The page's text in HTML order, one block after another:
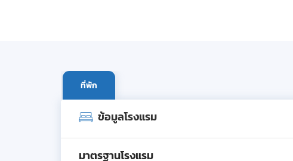
ที่พัก
ข้อมูลโรงแรม
มาตรฐานโรงแรม